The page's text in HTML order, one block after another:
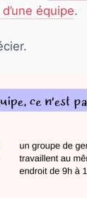
équipe.